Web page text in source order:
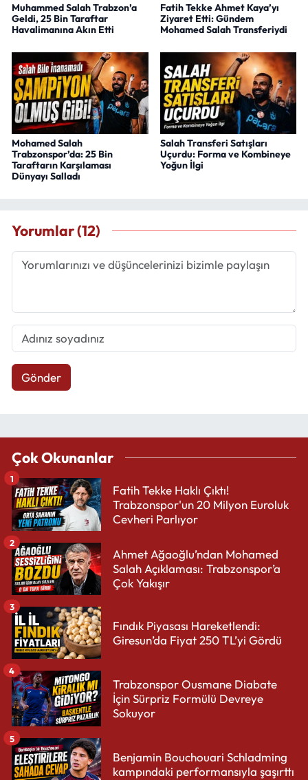
Muhammed Salah Trabzon’a
Geldi, 25 Bin Taraftar
Havalimanına Akın Etti
Fatih Tekke Ahmet Kaya’yı
Ziyaret Etti: Gündem
Mohamed Salah Transferiydi
Mohamed Salah
Trabzonspor’da: 25 Bin
Taraftarın Karşılaması
Dünyayı Salladı
Salah Transferi Satışları
Uçurdu: Forma ve Kombineye
Yoğun İlgi
Yorumlar (12)
Gönder
Çok Okunanlar
Fatih Tekke Haklı Çıktı!
Trabzonspor'un 20 Milyon Euroluk
Cevheri Parlıyor
1
Ahmet Ağaoğlu’ndan Mohamed
Salah Açıklaması: Trabzonspor’a
Çok Yakışır
2
Fındık Piyasası Hareketlendi:
Giresun’da Fiyat 250 TL’yi Gördü
3
Trabzonspor Ousmane Diabate
İçin Sürpriz Formülü Devreye
Sokuyor
4
Benjamin Bouchouari Schladming
kampındaki performansıyla şaşırttı
5